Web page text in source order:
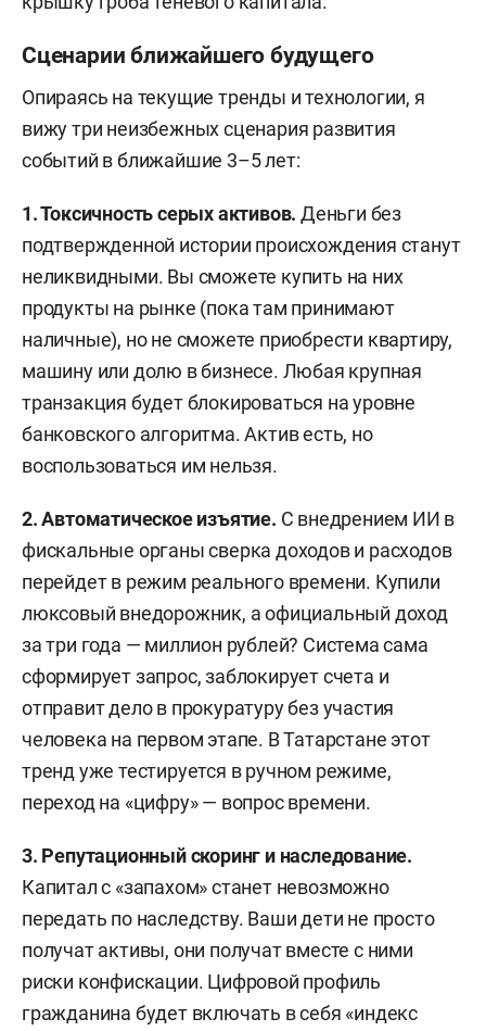
Сценарии ближайшего будущего
Опираясь на текущие тренды и технологии, я
вижу три неизбежных сценария развития
событий в ближайшие 3–5 лет:
1. Токсичность серых активов. Деньги без
подтвержденной истории происхождения станут
неликвидными. Вы сможете купить на них
продукты на рынке (пока там принимают
наличные), но не сможете приобрести квартиру,
машину или долю в бизнесе. Любая крупная
транзакция будет блокироваться на уровне
банковского алгоритма. Актив есть, но
воспользоваться им нельзя.
2. Автоматическое изъятие. С внедрением ИИ в
фискальные органы сверка доходов и расходов
перейдет в режим реального времени. Купили
люксовый внедорожник, а официальный доход
за три года — миллион рублей? Система сама
сформирует запрос, заблокирует счета и
отправит дело в прокуратуру без участия
человека на первом этапе. В Татарстане этот
тренд уже тестируется в ручном режиме,
переход на «цифру» — вопрос времени.
3. Репутационный скоринг и наследование.
Капитал с «запахом» станет невозможно
передать по наследству. Ваши дети не просто
получат активы, они получат вместе с ними
риски конфискации. Цифровой профиль
гражданина будет включать в себя «индекс